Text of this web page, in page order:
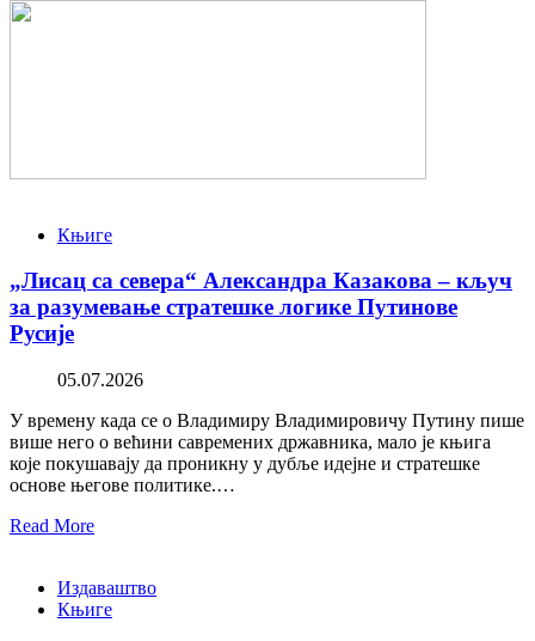
Књиге
„Лисац са севера“ Александра Казакова – кључ
за разумевање стратешке логике Путинове
Русије
05.07.2026
У времену када се о Владимиру Владимировичу Путину пише
више него о већини савремених државника, мало је књига
које покушавају да проникну у дубље идејне и стратешке
основе његове политике.…
Read More
Издаваштво
Књиге